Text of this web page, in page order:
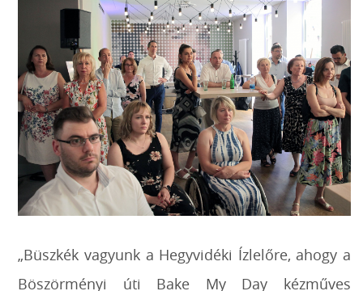
„Büszkék vagyunk a Hegyvidéki Ízlelőre, ahogy a
Böszörményi úti Bake My Day kézműves